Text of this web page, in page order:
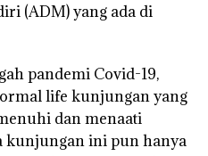
(ADM) yang ada di
pandemi Covid-19,
life kunjungan yang
dan menaati
kunjungan ini pun hanya